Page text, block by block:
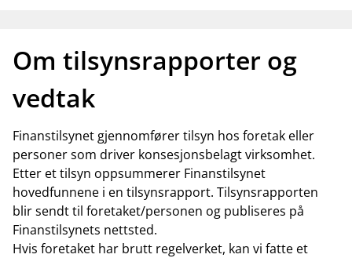
Om tilsynsrapporter og
vedtak
Finanstilsynet gjennomfører tilsyn hos foretak eller
personer som driver konsesjonsbelagt virksomhet.
Etter et tilsyn oppsummerer Finanstilsynet
hovedfunnene i en tilsynsrapport. Tilsynsrapporten
blir sendt til foretaket/personen og publiseres på
Finanstilsynets nettsted.
Hvis foretaket har brutt regelverket, kan vi fatte et